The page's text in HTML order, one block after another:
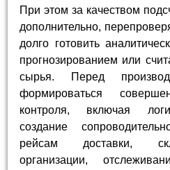
При этом за качеством
дополнительно,
долго готовить
прогнозированием или
сырья. Перед
формироваться
контроля, включая
создание
рейсам доставки,
организации,